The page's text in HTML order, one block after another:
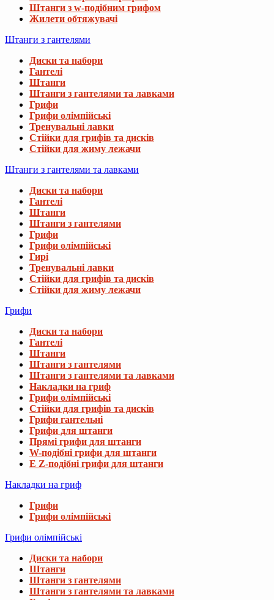
Штанги з w-подібним грифом
Жилети обтяжувачі
Штанги з гантелями
Диски та набори
Гантелі
Штанги
Штанги з гантелями та лавками
Грифи
Грифи олімпійські
Тренувальні лавки
Стійки для грифів та дисків
Стійки для жиму лежачи
Штанги з гантелями та лавками
Диски та набори
Гантелі
Штанги
Штанги з гантелями
Грифи
Грифи олімпійські
Гирі
Тренувальні лавки
Стійки для грифів та дисків
Стійки для жиму лежачи
Грифи
Диски та набори
Гантелі
Штанги
Штанги з гантелями
Штанги з гантелями та лавками
Накладки на гриф
Грифи олімпійські
Стійки для грифів та дисків
Грифи гантельні
Грифи для штанги
Прямі грифи для штанги
W-подібні грифи для штанги
E Z-подібні грифи для штанги
Накладки на гриф
Грифи
Грифи олімпійські
Грифи олімпійські
Диски та набори
Штанги
Штанги з гантелями
Штанги з гантелями та лавками